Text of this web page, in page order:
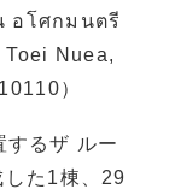
อโศกมนตรี
Nuea,
）
するザ ルー
た1棟、29